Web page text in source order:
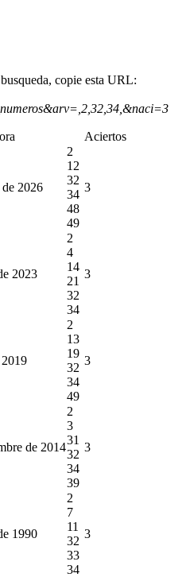
copie esta URL:
Aciertos
2026
2
12
32
34
48
49
3
2023
2
4
14
21
32
34
3
2
13
19
32
34
49
3
de 2014
2
3
31
32
34
39
3
1990
2
7
11
32
33
34
3